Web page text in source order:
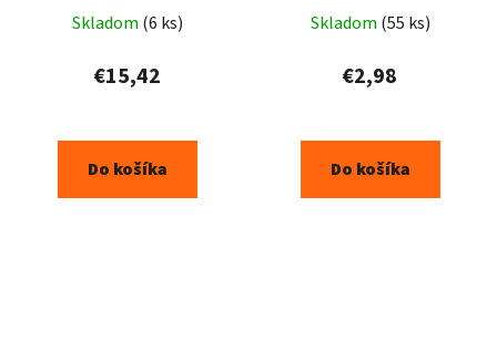
Skladom (6 ks)
€15,42
Do košíka
Skladom (55 ks)
€2,98
Do košíka